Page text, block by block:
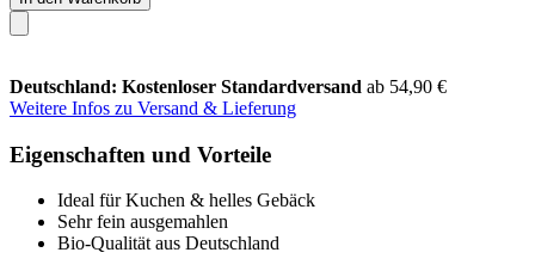
Deutschland: Kostenloser Standardversand ab 54,90 €
Weitere Infos zu Versand & Lieferung
Eigenschaften und Vorteile
Ideal für Kuchen & helles Gebäck
Sehr fein ausgemahlen
Bio-Qualität aus Deutschland